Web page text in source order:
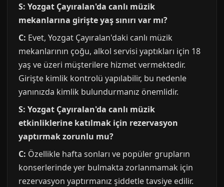
S: Yozgat Çayıralan'da canlı müzik
mekanlarına girişte yaş sınırı var mı?
C: Evet, Yozgat Çayıralan'daki canlı müzik
mekanlarının çoğu, alkol servisi yaptıkları için 18
yaş ve üzeri müşterilere hizmet vermektedir.
Girişte kimlik kontrolü yapılabilir, bu nedenle
yanınızda kimlik bulundurmanız önemlidir.
S: Yozgat Çayıralan'da canlı müzik
etkinliklerine katılmak için rezervasyon
yaptırmak zorunlu mu?
C: Özellikle hafta sonları ve popüler grupların
konserlerinde yer bulmakta zorlanmamak için
rezervasyon yaptırmanız şiddetle tavsiye edilir.